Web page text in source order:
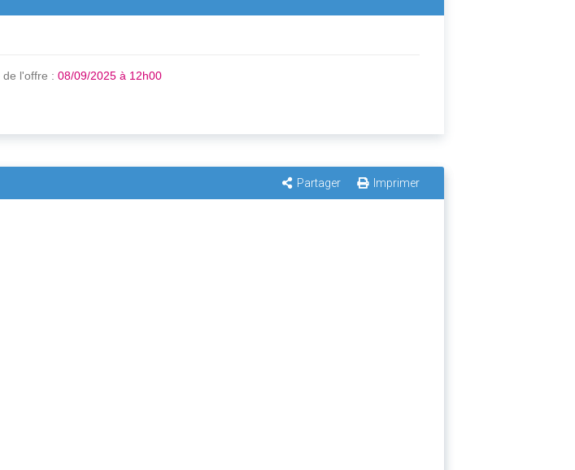
de l'offre : 08/09/2025 à 12h00
Partager Imprimer